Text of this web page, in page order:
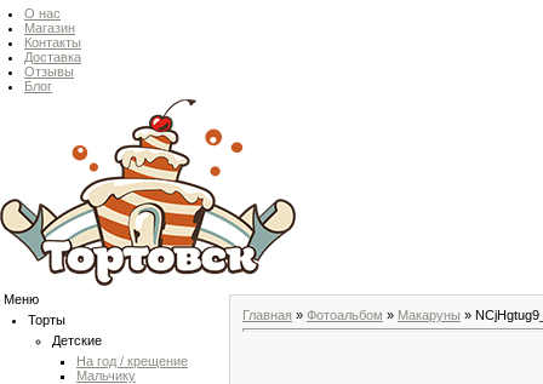
О нас
Магазин
Контакты
Доставка
Отзывы
Блог
Меню
Торты
Детские
На год / крещение
Мальчику
Главная » Фотоальбом » Макаруны »